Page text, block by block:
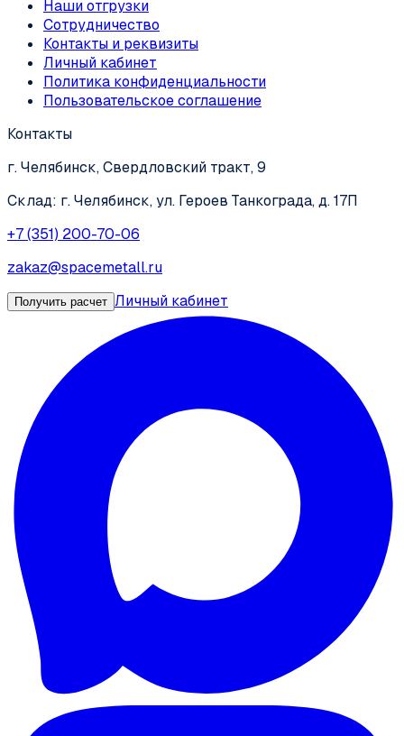
Наши отгрузки
Сотрудничество
Контакты и реквизиты
Личный кабинет
Политика конфиденциальности
Пользовательское соглашение
Контакты
г. Челябинск, Свердловский тракт, 9
Склад: г. Челябинск, ул. Героев Танкограда, д. 17П
+7 (351) 200-70-06
zakaz@spacemetall.ru
Получить расчет Личный кабинет